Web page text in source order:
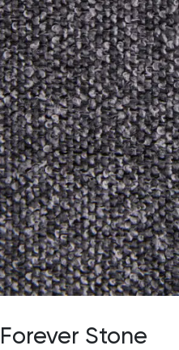
Forever Stone